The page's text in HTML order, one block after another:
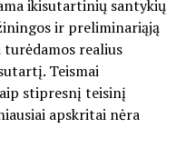
ikisutartinių santykių
ir preliminariąją
realius
Teismai
stipresnį teisinį
apskritai nėra